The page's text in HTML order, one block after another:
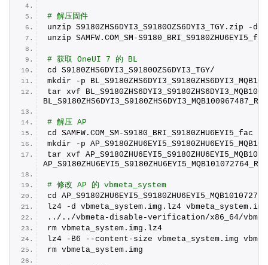
# 解压固件
unzip S9180ZHS6DYI3_S9180OZS6DYI3_TGY. zip -d
unzip SAMFW. COM_SM -
# 获取 OneUI 7 的 BL
cd S9180ZHS6DYI3_S9180OZS6DYI3_TGY/
mkdir -p
tar xvf
# 解压 AP
cd SAMFW. COM_SM -S9180_BRI_S9180ZHU6EYI5_fac
mkdir -p
tar xvf
# 修改 AP 的 vbmeta_system
cd
lz4 -d vbmeta_system. img . lz4 vbmeta_system. img
../../vbmeta-disable-verification/x86_64/
rm vbmeta_system. img . lz4
lz4 -B6 --content-size vbmeta_system. img
rm vbmeta_system. img